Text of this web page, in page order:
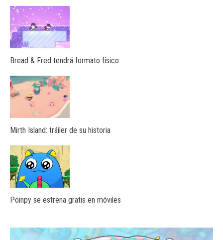
Bread & Fred tendrá formato físico
Mirth Island: tráiler de su historia
Poinpy se estrena gratis en móviles